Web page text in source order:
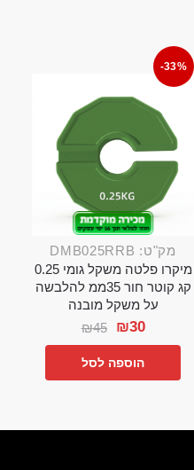
-33%
מק"ט: DMB025RRB
מיקרו פלטה משקל גומי 0.25
קג קוטר חור 35ממ להלבשה
על משקל מובנה
₪45 ₪30
הוספה לסל